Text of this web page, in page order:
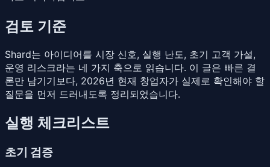
검토 기준
Shard는 아이디어를 시장 신호, 실행 난도, 초기 고객 가설,
운영 리스크라는 네 가지 축으로 읽습니다. 이 글은 빠른 결
론만 남기기보다, 2026년 현재 창업자가 실제로 확인해야 할
질문을 먼저 드러내도록 정리되었습니다.
실행 체크리스트
초기 검증